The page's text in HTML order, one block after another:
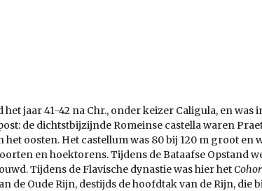
jaar 41-42 na Chr., onder keizer Caligula, en was
de dichtstbijzijnde Romeinse castella waren
het oosten. Het castellum was 80 bij 120 m groot
en hoektorens. Tijdens de Bataafse Opstand
Tijdens de Flavische dynastie was hier het
de Oude Rijn, destijds de hoofdtak van de Rijn,